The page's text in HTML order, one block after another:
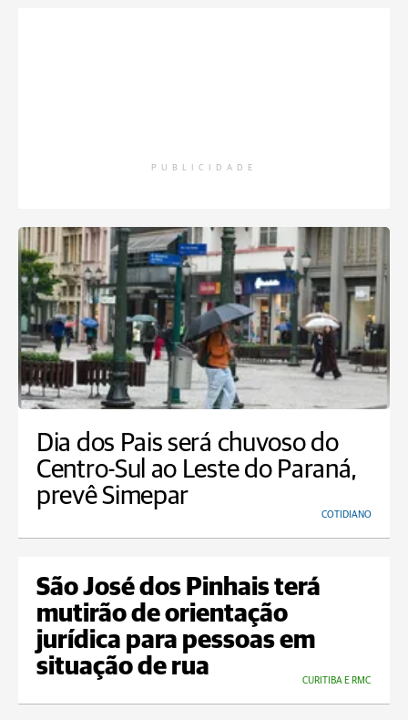
PUBLICIDADE
Dia dos Pais será chuvoso do
Centro-Sul ao Leste do Paraná,
prevê Simepar
COTIDIANO
São José dos Pinhais terá
mutirão de orientação
jurídica para pessoas em
situação de rua
CURITIBA E RMC